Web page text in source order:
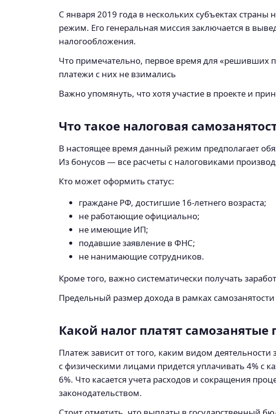
С января 2019 года в нескольких субъектах
режим. Его генеральная миссия заключается в
налогообложения.
Что примечательно, первое время для «решивших
платежи с них не взимались
Важно упомянуть, что хотя участие в проекте и
Что такое налоговая
В настоящее время данный режим предполагает
Из бонусов — все расчеты с налоговиками
Кто может оформить статус:
граждане РФ, достигшие 16-летнего возраста;
не работающие официально;
не имеющие ИП;
подавшие заявление в ФНС;
не нанимающие сотрудников.
Кроме того, важно систематически получать
Предельный размер дохода в рамках
Какой налог платят
Платеж зависит от того, каким видом
с физическими лицами придется уплачивать 4% с
6%. Что касается учета расходов и сокращения
законодательством.